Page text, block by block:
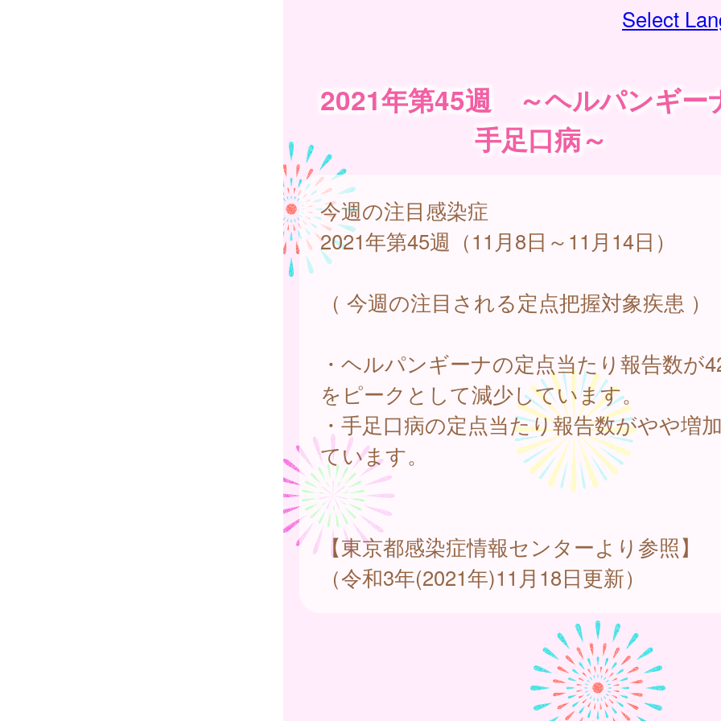
Select
2021年第45週 ～ヘルパンギー
手足口病～
今週の注目感染症
2021年第45週（11月8日～11月14日）
（ 今週の注目される定点把握対象疾患 ）
・ヘルパンギーナの定点当たり報告数が
をピークとして減少しています。
・手足口病の定点当たり報告数がやや増
ています。
【東京都感染症情報センターより参照】
（令和3年(2021年)11月18日更新）